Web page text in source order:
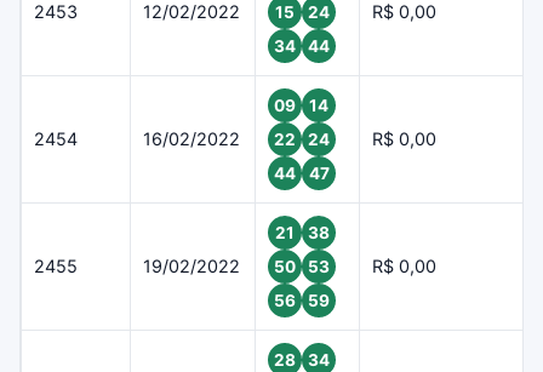
2453 12/02/2022
15
24
34
44
R$ 0,00
2454 16/02/2022
09
14
22
24
44
47
R$ 0,00
2455 19/02/2022
21
38
50
53
56
59
R$ 0,00
28
34